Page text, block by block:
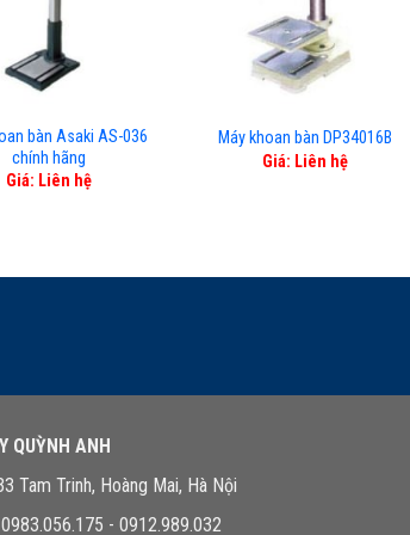
bàn Asaki AS-036
chính hãng
Giá: Liên hệ
Máy khoan bàn DP34016B
Giá: Liên hệ
QUỲNH ANH
Tam Trinh, Hoàng Mai, Hà Nội
0983.056.175 - 0912.989.032